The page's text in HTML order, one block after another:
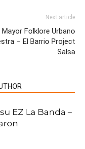
Next article
Mayor Folklore Urbano
– El Barrio Project
Salsa
EZ La Banda –